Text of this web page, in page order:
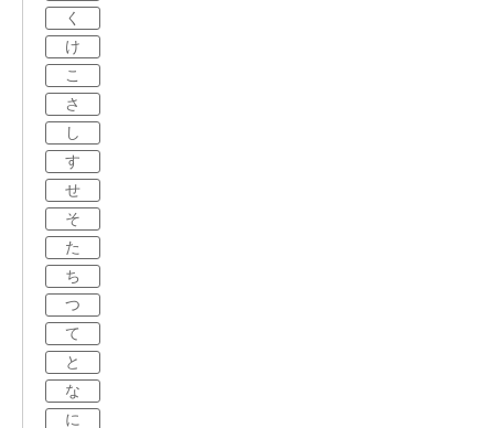
く
け
こ
さ
し
す
せ
そ
た
ち
つ
て
と
な
に